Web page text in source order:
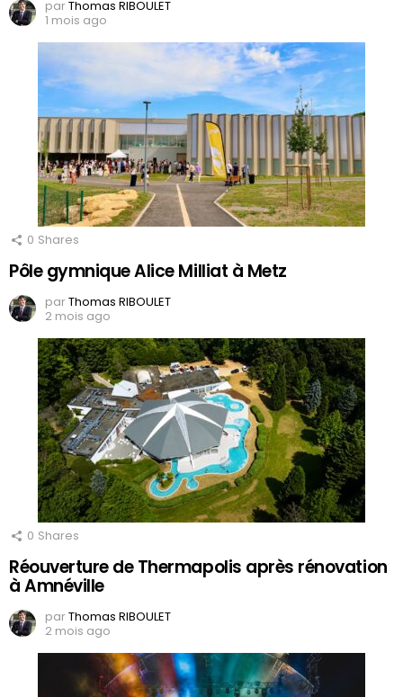
parThomas RIBOULET
1 mois ago
0 Shares
Pôle gymnique Alice Milliat à Metz
parThomas RIBOULET
2 mois ago
0 Shares
Réouverture de Thermapolis après rénovation
à Amnéville
parThomas RIBOULET
2 mois ago